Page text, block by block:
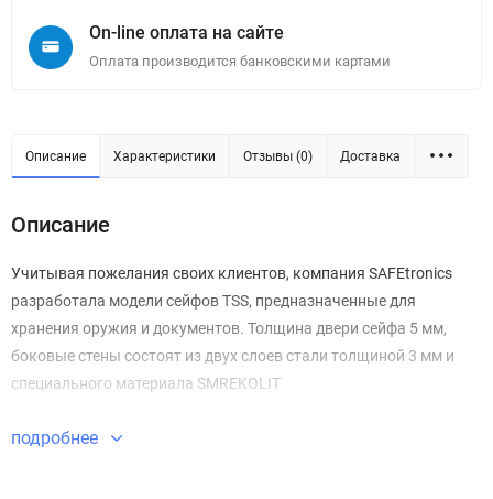
On-line оплата на сайте
Оплата производится банковскими картами
Описание Характеристики Отзывы (0) Доставка
Описание
Учитывая пожелания своих клиентов, компания SAFEtronics
разработала модели сейфов TSS, предназначенные для
хранения оружия и документов. Толщина двери сейфа 5 мм,
боковые стены состоят из двух слоев стали толщиной 3 мм и
специального материала SMREKOLIT
подробнее